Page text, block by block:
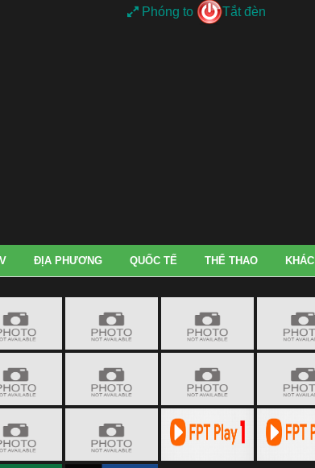
Phóng to Tắt đèn
ĐỊA PHƯƠNG QUỐC TẾ THỂ THAO KHÁC